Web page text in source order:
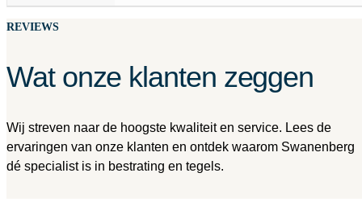
REVIEWS
Wat onze klanten zeggen
Wij streven naar de hoogste kwaliteit en service. Lees de
ervaringen van onze klanten en ontdek waarom Swanenberg
dé specialist is in bestrating en tegels.